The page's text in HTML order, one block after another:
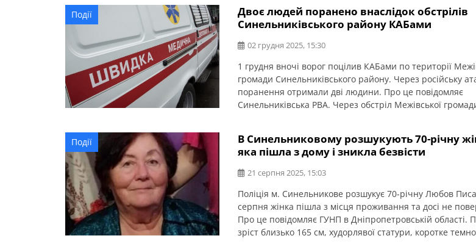
Події
Двоє людей поранено внаслідок обстрілів
Синельниківського району КАБами
02 грудня 2025, 15:30
1 грудня вночі ворог поцілив КАБами по території
громади Синельниківського району. Через російську
поранення отримали дві людини. Про це повідомляє
Синельниківська РВА. Через обстріл Межівської
Події
В Синельниковому розшукують 70-річну
яка пішла з дому і зникла безвісти
21 серпня 2025, 15:03
Поліція м. Синельникове розшукує 70-річну Любов
серпня жінка пішла з місця проживання та досі не
Про це повідомляє ГУНП в Дніпропетровській області.
зріст близько 165 см, худорлявої статури, коротке